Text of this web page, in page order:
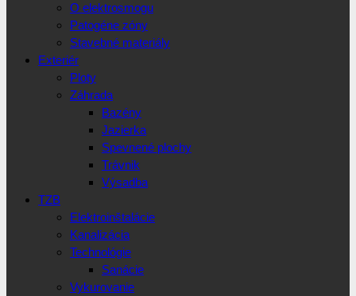
O elektrosmogu
Patogéne zóny
Stavebné materiály
Exteriér
Ploty
Záhrada
Bazény
Jazierka
Spevnené plochy
Trávnik
Výsadba
TZB
Elektroinštalácie
Kanalizácia
Technológie
Sanácie
Vykurovanie